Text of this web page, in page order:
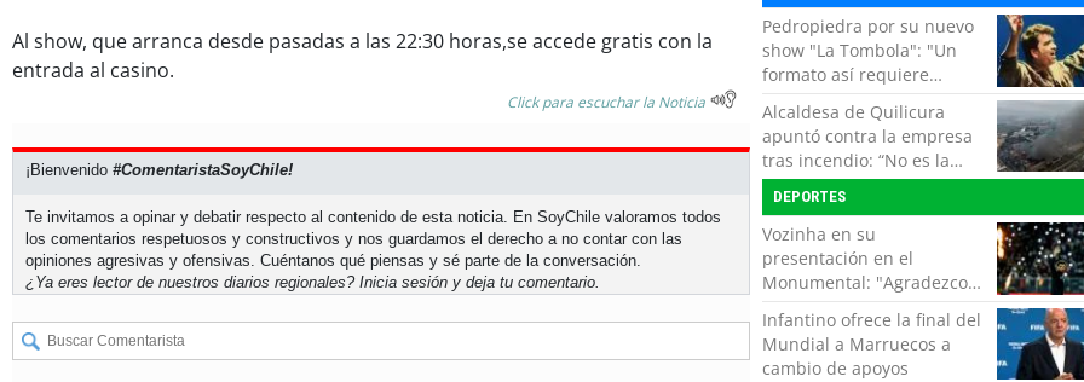
Al show, que arranca desde pasadas a las 22:30 horas,se accede gratis con la
entrada al casino.
Click para escuchar la Noticia
¡Bienvenido #ComentaristaSoyChile!
Te invitamos a opinar y debatir respecto al contenido de esta noticia. En SoyChile valoramos todos
los comentarios respetuosos y constructivos y nos guardamos el derecho a no contar con las
opiniones agresivas y ofensivas. Cuéntanos qué piensas y sé parte de la conversación.
¿Ya eres lector de nuestros diarios regionales? Inicia sesión y deja tu comentario.
Pedropiedra por su nuevo
show "La Tombola": "Un
formato así requiere
interactuar con el público,
echar la talla y no tener
miedo a equivocarse"
Alcaldesa de Quilicura
apuntó contra la empresa
tras incendio: “No es la
primera vez, es la cuarta”
DEPORTES
Vozinha en su
presentación en el
Monumental: "Agradezco
del fondo de mi corazón
por todo el cariño, el apoyo
del más grande de Chile"
Infantino ofrece la final del
Mundial a Marruecos a
cambio de apoyos